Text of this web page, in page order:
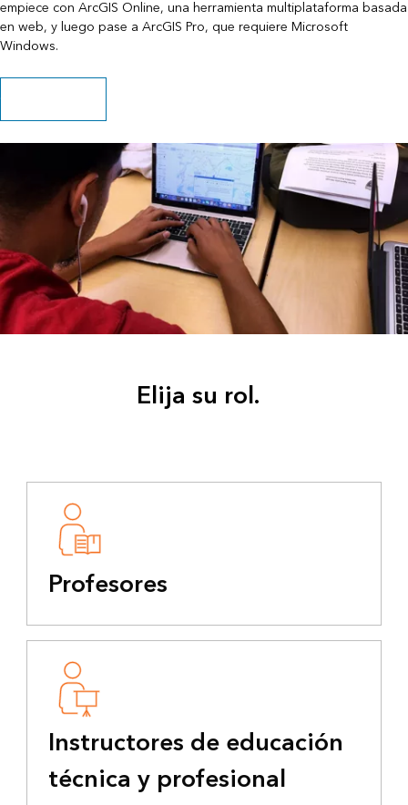
empiece con ArcGIS Online, una herramienta multiplataforma basada
en web, y luego pase a ArcGIS Pro, que requiere Microsoft
Windows.
Elija su rol.
Profesores
Instructores de educación
técnica y profesional